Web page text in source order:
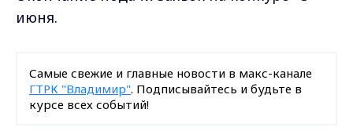
июня.
Самые свежие и главные новости в макс-канале
ГТРК "Владимир". Подписывайтесь и будьте в
курсе всех событий!